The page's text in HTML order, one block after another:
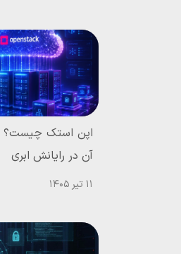
آن در رایانش ابری
11 تیر 1405